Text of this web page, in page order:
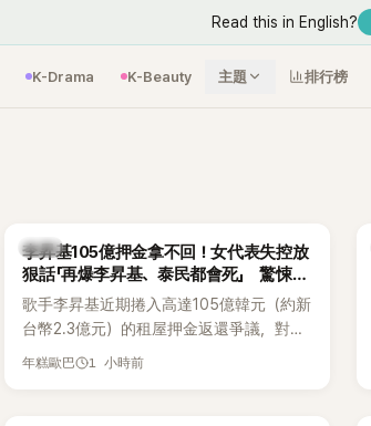
Read this in English?
K-Drama K-Beauty 主題 排行榜
韓星
李昇基105億押金拿不回！女代表失控放
狠話「再爆李昇基、泰民都會死」 驚悚錄
音流出
歌手李昇基近期捲入高達105億韓元（約新
台幣2.3億元）的租屋押金返還爭議，對象
正是演藝企劃公司One Hundred Label代
年糕歐巴 1 小時前